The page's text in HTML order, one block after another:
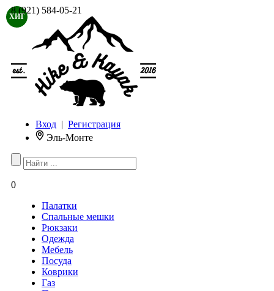
8 (921) 584-05-21
Вход | Регистрация
Эль-Монте
0
Палатки
Спальные мешки
Рюкзаки
Одежда
Мебель
Посуда
Коврики
Газ
ХИТ